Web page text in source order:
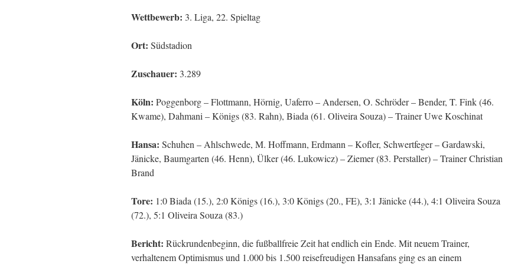
Wettbewerb: 3. Liga, 22. Spieltag
Ort: Südstadion
Zuschauer: 3.289
Köln: Poggenborg – Flottmann, Hörnig, Uaferro – Andersen, O. Schröder – Bender, T. Fink (46.
Kwame), Dahmani – Königs (83. Rahn), Biada (61. Oliveira Souza) – Trainer Uwe Koschinat
Hansa: Schuhen – Ahlschwede, M. Hoffmann, Erdmann – Kofler, Schwertfeger – Gardawski,
Jänicke, Baumgarten (46. Henn), Ülker (46. Lukowicz) – Ziemer (83. Perstaller) – Trainer Christian
Brand
Tore: 1:0 Biada (15.), 2:0 Königs (16.), 3:0 Königs (20., FE), 3:1 Jänicke (44.), 4:1 Oliveira Souza
(72.), 5:1 Oliveira Souza (83.)
Bericht: Rückrundenbeginn, die fußballfreie Zeit hat endlich ein Ende. Mit neuem Trainer,
verhaltenem Optimismus und 1.000 bis 1.500 reisefreudigen Hansafans ging es an einem